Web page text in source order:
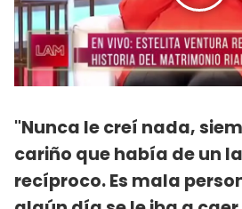
"Nunca le creí nada,
cariño que había de un
recíproco. Es mala